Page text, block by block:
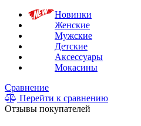
Новинки
Женские
Мужские
Детские
Аксессуары
Мокасины
Сравнение
Перейти к сравнению
Отзывы покупателей